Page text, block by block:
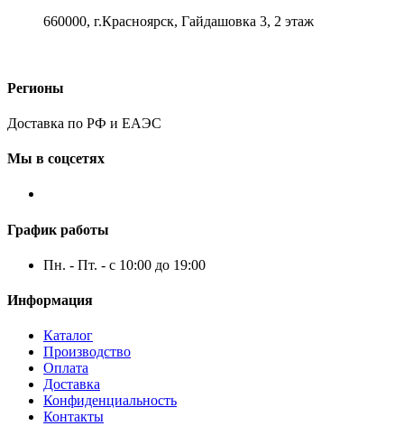
660000, г.Красноярск, Гайдашовка 3, 2 этаж
Регионы
Доставка по РФ и ЕАЭС
Мы в соцсетях
График работы
Пн. - Пт. - с 10:00 до 19:00
Информация
Каталог
Производство
Оплата
Доставка
Конфиденциальность
Контакты